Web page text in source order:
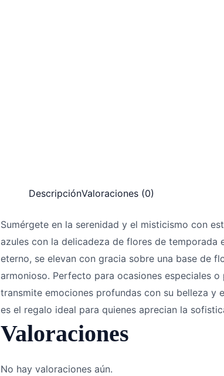
DescripciónValoraciones (0)
Sumérgete en la serenidad y el misticismo con
azules con la delicadeza de flores de
eterno, se elevan con gracia sobre una base de
armonioso. Perfecto para ocasiones especiales
transmite emociones profundas con su belleza y
es el regalo ideal para quienes aprecian la
Valoraciones
No hay valoraciones aún.